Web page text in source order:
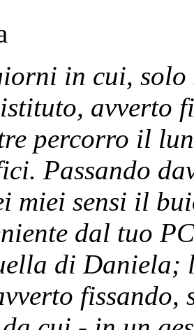
in cui, solo
avverto
percorro il
Passando
miei sensi il
dal tuo
di Daniela;